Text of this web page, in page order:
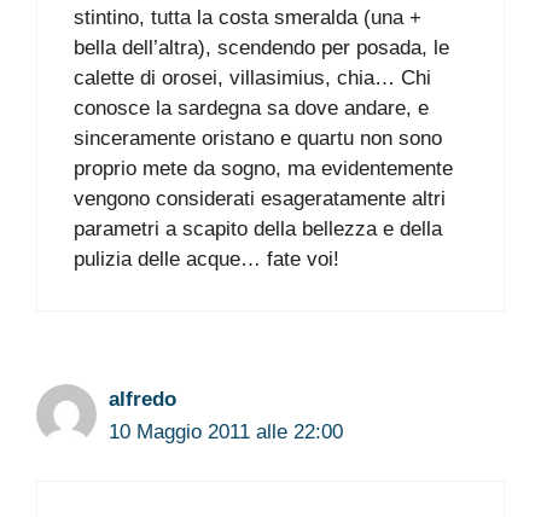
stintino, tutta la costa smeralda (una +
bella dell’altra), scendendo per posada, le
calette di orosei, villasimius, chia… Chi
conosce la sardegna sa dove andare, e
sinceramente oristano e quartu non sono
proprio mete da sogno, ma evidentemente
vengono considerati esageratamente altri
parametri a scapito della bellezza e della
pulizia delle acque… fate voi!
alfredo
10 Maggio 2011 alle 22:00